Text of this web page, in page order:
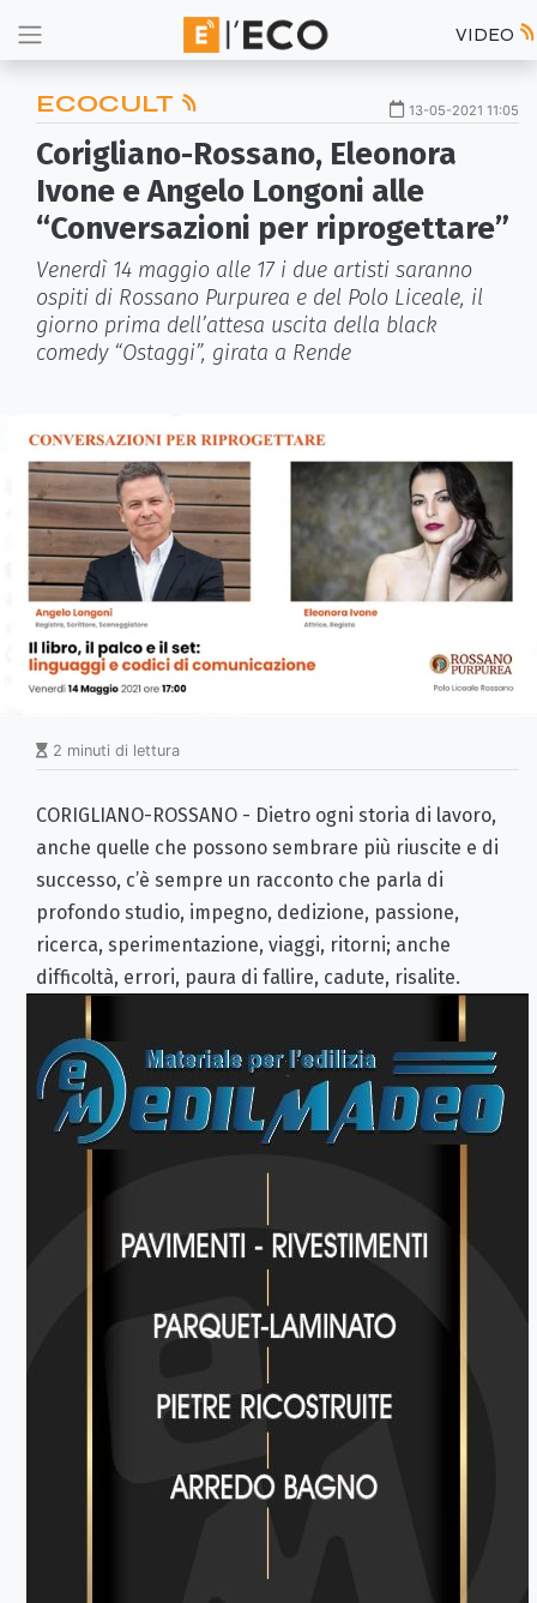
VIDEO
ECOCULT 13-05-2021 11:05
Corigliano-Rossano, Eleonora
Ivone e Angelo Longoni alle
“Conversazioni per riprogettare”
Venerdì 14 maggio alle 17 i due artisti saranno
ospiti di Rossano Purpurea e del Polo Liceale, il
giorno prima dell’attesa uscita della black
comedy “Ostaggi”, girata a Rende
2 minuti di lettura
CORIGLIANO-ROSSANO - Dietro ogni storia di lavoro,
anche quelle che possono sembrare più riuscite e di
successo, c’è sempre un racconto che parla di
profondo studio, impegno, dedizione, passione,
ricerca, sperimentazione, viaggi, ritorni; anche
difficoltà, errori, paura di fallire, cadute, risalite.